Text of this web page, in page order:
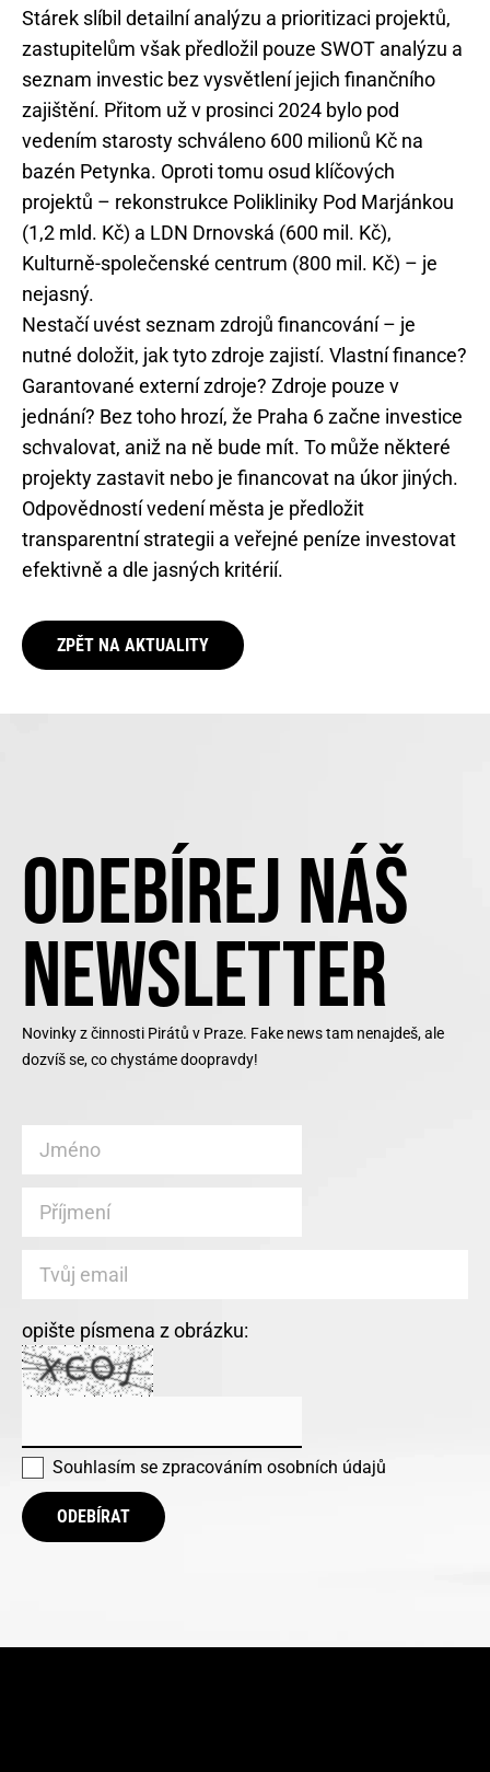
Stárek slíbil detailní analýzu a prioritizaci projektů,
zastupitelům však předložil pouze SWOT analýzu a
seznam investic bez vysvětlení jejich finančního
zajištění. Přitom už v prosinci 2024 bylo pod
vedením starosty schváleno 600 milionů Kč na
bazén Petynka. Oproti tomu osud klíčových
projektů – rekonstrukce Polikliniky Pod Marjánkou
(1,2 mld. Kč) a LDN Drnovská (600 mil. Kč),
Kulturně-společenské centrum (800 mil. Kč) – je
nejasný.
Nestačí uvést seznam zdrojů financování – je
nutné doložit, jak tyto zdroje zajistí. Vlastní finance?
Garantované externí zdroje? Zdroje pouze v
jednání? Bez toho hrozí, že Praha 6 začne investice
schvalovat, aniž na ně bude mít. To může některé
projekty zastavit nebo je financovat na úkor jiných.
Odpovědností vedení města je předložit
transparentní strategii a veřejné peníze investovat
efektivně a dle jasných kritérií.
ZPĚT NA AKTUALITY
ODEBÍREJ NÁŠ
NEWSLETTER
Novinky z činnosti Pirátů v Praze. Fake news tam nenajdeš, ale
dozvíš se, co chystáme doopravdy!
opište písmena z obrázku:
Souhlasím se zpracováním osobních údajů
ODEBÍRAT